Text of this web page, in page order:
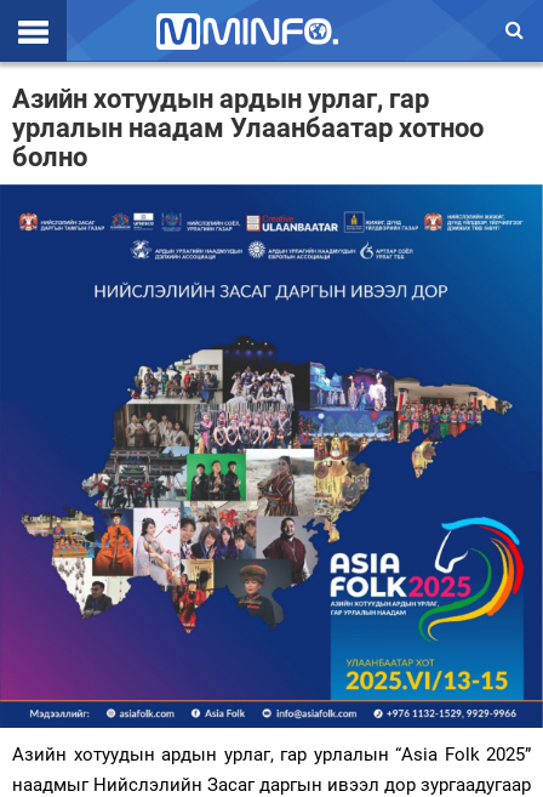
Эхлэл
Цаг агаар
Валют ханш
Улс төр
Эдийн засаг
Энтертайнмэнт
Зурхай
Азийн хотуудын ардын урлаг, гар
урлалын наадам Улаанбаатар хотноо
болно
Азийн хотуудын ардын урлаг, гар урлалын “Asia Folk 2025”
наадмыг Нийслэлийн Засаг даргын ивээл дор зургаадугаар